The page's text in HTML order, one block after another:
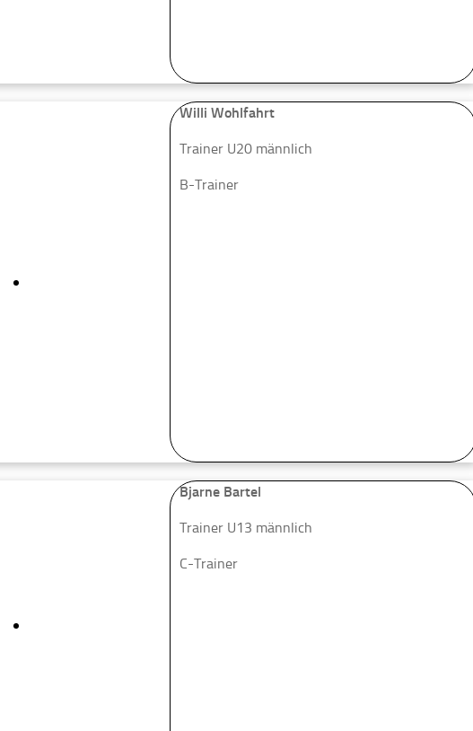
Willi Wohlfahrt
Trainer U20 männlich
B-Trainer
Bjarne Bartel
Trainer U13 männlich
C-Trainer